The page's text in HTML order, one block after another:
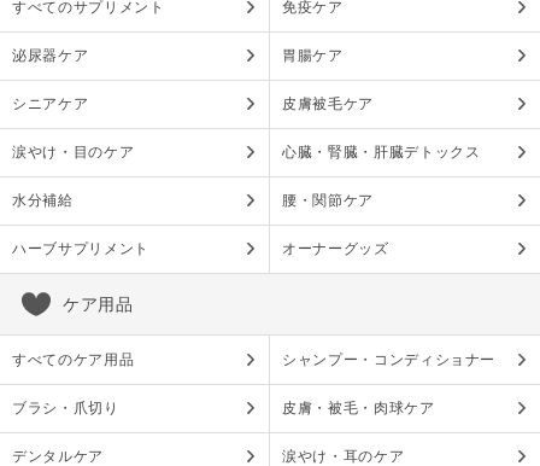
すべてのサプリメント 免疫ケア
泌尿器ケア 胃腸ケア
シニアケア 皮膚被毛ケア
涙やけ・目のケア 心臓・腎臓・肝臓デトックス
水分補給 腰・関節ケア
ハーブサプリメント オーナーグッズ
ケア用品
すべてのケア用品 シャンプー・コンディショナー
ブラシ・爪切り 皮膚・被毛・肉球ケア
デンタルケア 涙やけ・耳のケア